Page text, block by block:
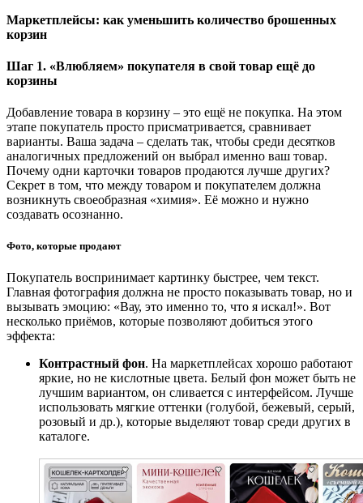
Маркетплейсы: как уменьшить количество брошенных
корзин
Шаг 1. «Влюбляем» покупателя в свой товар ещё до
корзины
Добавление товара в корзину – это ещё не покупка. На этом
этапе покупатель просто присматривается, сравнивает
варианты. Ваша задача – сделать так, чтобы среди десятков
аналогичных предложений он выбрал именно ваш товар.
Почему одни карточки товаров продаются лучше других?
Секрет в том, что между товаром и покупателем должна
возникнуть своеобразная «химия». Её можно и нужно
создавать осознанно.
Фото, которые продают
Покупатель воспринимает картинку быстрее, чем текст.
Главная фотография должна не просто показывать товар, но и
вызывать эмоцию: «Вау, это именно то, что я искал!». Вот
несколько приёмов, которые позволяют добиться этого
эффекта:
Контрастный фон. На маркетплейсах хорошо работают
яркие, но не кислотные цвета. Белый фон может быть не
лучшим вариантом, он сливается с интерфейсом. Лучше
использовать мягкие оттенки (голубой, бежевый, серый,
розовый и др.), которые выделяют товар среди других в
каталоге.